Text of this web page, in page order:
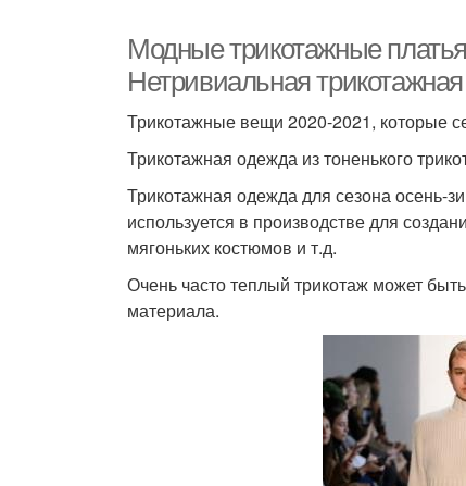
Модные трикотажные
Нетривиальная
Трикотажные вещи 2020-2021, которые
Трикотажная одежда из тоненького
Трикотажная одежда для сезона осень-
используется в производстве для
мягоньких костюмов и т.д.
Очень часто теплый трикотаж может
материала.